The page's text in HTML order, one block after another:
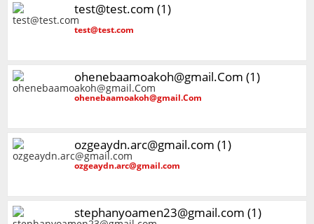
test@test.com (1)
test@test.com
ohenebaamoakoh@gmail.Com (1)
ohenebaamoakoh@gmail.Com
ozgeaydn.arc@gmail.com (1)
ozgeaydn.arc@gmail.com
stephanyoamen23@gmail.com (1)